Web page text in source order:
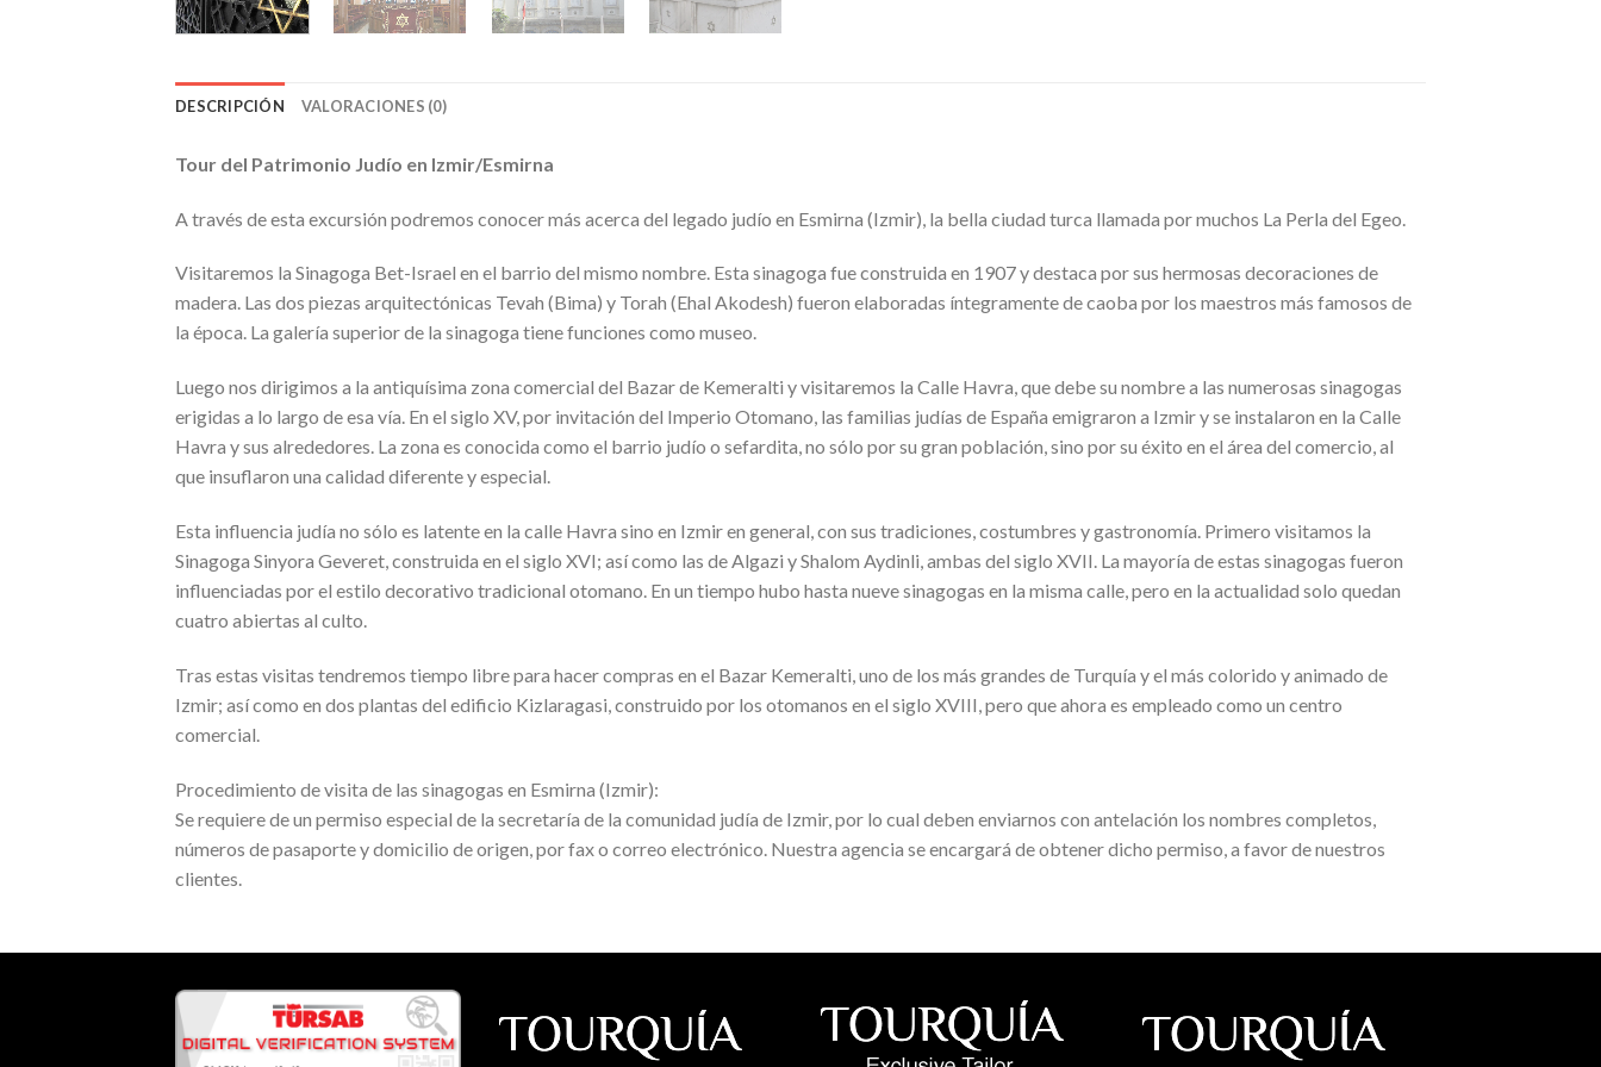
DESCRIPCIÓN VALORACIONES (0)
Tour del Patrimonio Judío en Izmir/Esmirna
A través de esta excursión podremos conocer más acerca del legado judío en Esmirna (Izmir), la bella ciudad turca llamada por muchos La Perla del Egeo.
Visitaremos la Sinagoga Bet-Israel en el barrio del mismo nombre. Esta sinagoga fue construida en 1907 y destaca por sus hermosas decoraciones de
madera. Las dos piezas arquitectónicas Tevah (Bima) y Torah (Ehal Akodesh) fueron elaboradas íntegramente de caoba por los maestros más famosos de
la época. La galería superior de la sinagoga tiene funciones como museo.
Luego nos dirigimos a la antiquísima zona comercial del Bazar de Kemeralti y visitaremos la Calle Havra, que debe su nombre a las numerosas sinagogas
erigidas a lo largo de esa vía. En el siglo XV, por invitación del Imperio Otomano, las familias judías de España emigraron a Izmir y se instalaron en la Calle
Havra y sus alrededores. La zona es conocida como el barrio judío o sefardita, no sólo por su gran población, sino por su éxito en el área del comercio, al
que insuflaron una calidad diferente y especial.
Esta influencia judía no sólo es latente en la calle Havra sino en Izmir en general, con sus tradiciones, costumbres y gastronomía. Primero visitamos la
Sinagoga Sinyora Geveret, construida en el siglo XVI; así como las de Algazi y Shalom Aydinli, ambas del siglo XVII. La mayoría de estas sinagogas fueron
influenciadas por el estilo decorativo tradicional otomano. En un tiempo hubo hasta nueve sinagogas en la misma calle, pero en la actualidad solo quedan
cuatro abiertas al culto.
Tras estas visitas tendremos tiempo libre para hacer compras en el Bazar Kemeralti, uno de los más grandes de Turquía y el más colorido y animado de
Izmir; así como en dos plantas del edificio Kizlaragasi, construido por los otomanos en el siglo XVIII, pero que ahora es empleado como un centro
comercial.
Procedimiento de visita de las sinagogas en Esmirna (Izmir):
Se requiere de un permiso especial de la secretaría de la comunidad judía de Izmir, por lo cual deben enviarnos con antelación los nombres completos,
números de pasaporte y domicilio de origen, por fax o correo electrónico. Nuestra agencia se encargará de obtener dicho permiso, a favor de nuestros
clientes.